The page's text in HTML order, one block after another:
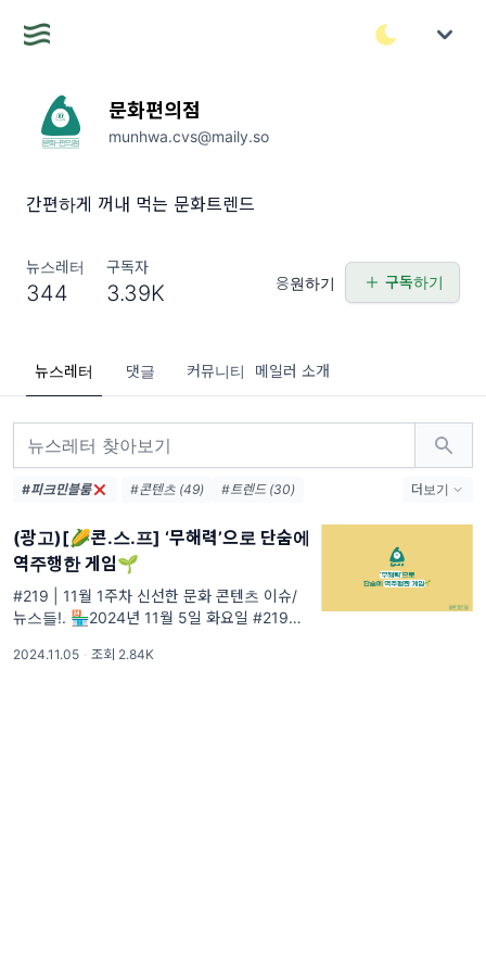
문화편의점
munhwa.cvs@maily.so
간편하게 꺼내 먹는 문화트렌드
뉴스레터
344
구독자
3.39K 응원하기 구독하기
뉴스레터 댓글 커뮤니티 메일러 소개
#피크민블룸 #콘텐츠 (49)
#트렌드 (30)
#넷플릭스 (26)
#AI (20)
#OTT (18)
#IT (17)
#네이버 (12)
#문화예술 (11)
#숏폼 (9)
#웹툰 (9)
더보기
(광고)[🌽콘.스.프] ‘무해력’으로 단숨에
역주행한 게임🌱
#219 | 11월 1주차 신선한 문화 콘텐츠 이슈/
뉴스들!. 🏪2024년 11월 5일 화요일 #219
2024.11.05 · 조회 2.84K